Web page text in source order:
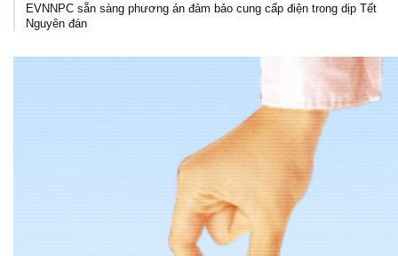
EVNNPC sẵn sàng phương án đảm bảo cung cấp điện trong dịp Tết
Nguyên đán